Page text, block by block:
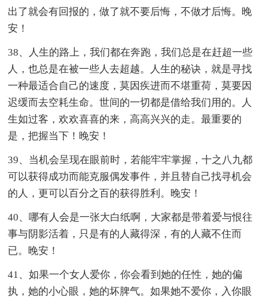
出了就会有回报的，做了就不要后悔，不做才后悔。晚
安！
38、人生的路上，我们都在奔跑，我们总是在赶超一些
人，也总是在被一些人去超越。人生的秘诀，就是寻找
一种最适合自己的速度，莫因疾进而不堪重荷，莫要因
迟缓而去空耗生命。世间的一切都是借给我们用的。人
生如过客，欢欢喜喜的来，高高兴兴的走。最重要的
是，把握当下！晚安！
39、当机会呈现在眼前时，若能牢牢掌握，十之八九都
可以获得成功而能克服偶发事件，并且替自己找寻机会
的人，更可以百分之百的获得胜利。晚安！
40、哪有人会是一张大白纸啊，大家都是带着爱与恨往
事与阴影活着，只是有的人藏得深，有的人藏不住而
已。晚安！
41、如果一个女人爱你，你会看到她的任性，她的偏
执，她的小心眼，她的坏脾气。如果她不爱你，入你眼